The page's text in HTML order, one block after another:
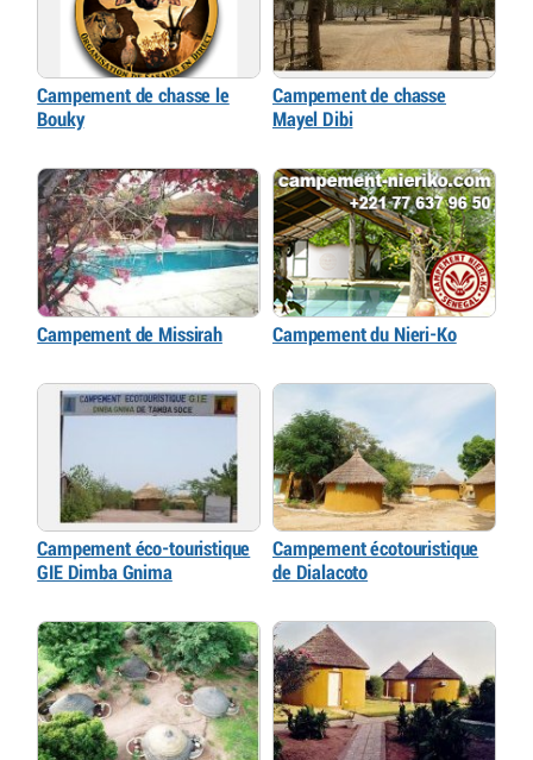
Campement de chasse le
Bouky
Campement de chasse
Mayel Dibi
Campement de Missirah Campement du Nieri-Ko
Campement éco-touristique
GIE Dimba Gnima
Campement écotouristique
de Dialacoto